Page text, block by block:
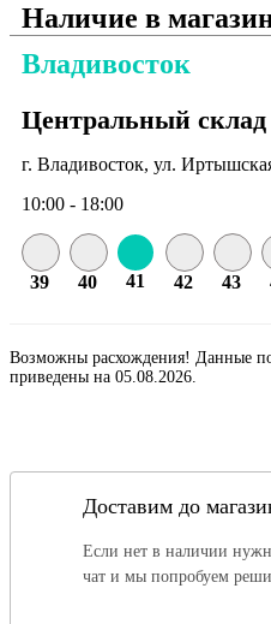
Наличие в
Владивосток
Центральный склад
г. Владивосток, ул.
10:00 - 18:00
39 40 41 42 43
Возможны расхождения! Данные
приведены на 05.08.2026.
Доставим до
Если нет в наличии
чат и мы попробуем